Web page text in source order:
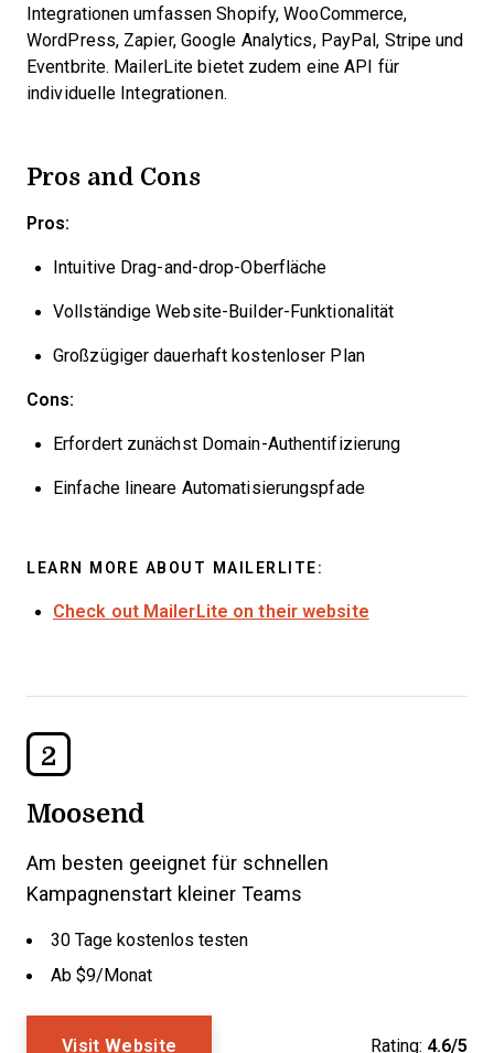
Integrationen umfassen Shopify, WooCommerce,
WordPress, Zapier, Google Analytics, PayPal, Stripe und
Eventbrite. MailerLite bietet zudem eine API für
individuelle Integrationen.
Pros and Cons
Pros:
Intuitive Drag-and-drop-Oberfläche
Vollständige Website-Builder-Funktionalität
Großzügiger dauerhaft kostenloser Plan
Cons:
Erfordert zunächst Domain-Authentifizierung
Einfache lineare Automatisierungspfade
LEARN MORE ABOUT MAILERLITE:
Check out MailerLite on their website
2
Moosend
Am besten geeignet für schnellen
Kampagnenstart kleiner Teams
30 Tage kostenlos testen
Ab $9/Monat
Visit Website Rating: 4.6/5